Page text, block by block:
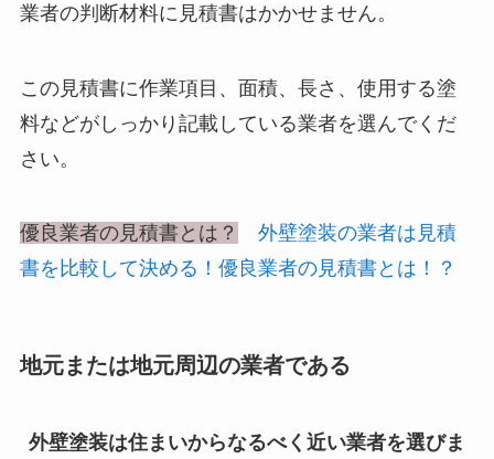
業者の判断材料に見積書はかかせません。
この見積書に作業項目、面積、長さ、使用する塗
料などがしっかり記載している業者を選んでくだ
さい。
優良業者の見積書とは？
外壁塗装の業者は見積
書を比較して決める！優良業者の見積書とは！？
地元または地元周辺の業者である
外壁塗装は住まいからなるべく近い業者を選びま